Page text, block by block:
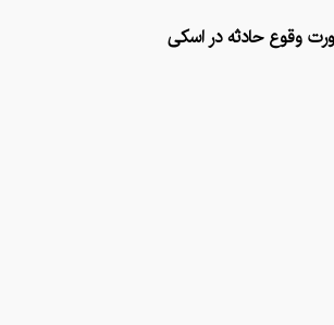
وقوع حادثه در اسکی